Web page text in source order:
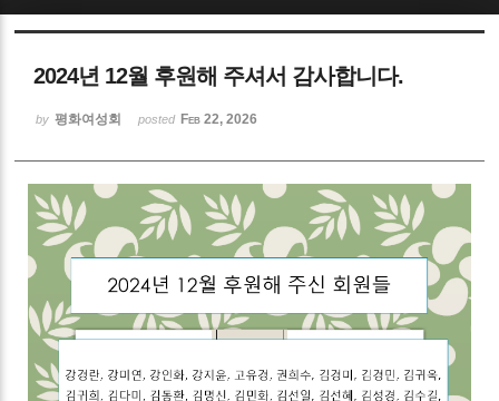
2024년 12월 후원해 주셔서 감사합니다.
by 평화여성회 posted Feb 22, 2026
Sketchbook5, 스케치북5
Sketchbook5, 스케치북5